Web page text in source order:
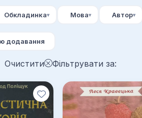
Обкладинка Мова Автор
додавання
Очистити Фільтрувати за: